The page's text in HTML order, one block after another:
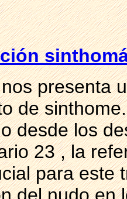
presenta
de sinthome.
desde los
23 , la
para este